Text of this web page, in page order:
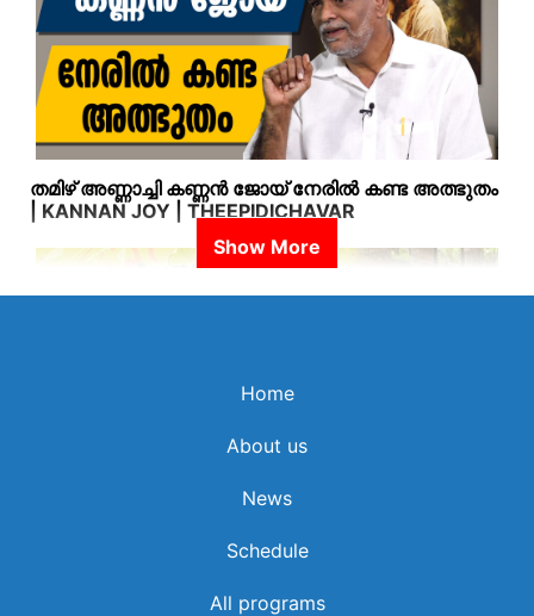
തമിഴ് അണ്ണാച്ചി കണ്ണൻ ജോയ് നേരിൽ കണ്ട അത്ഭുതം
| KANNAN JOY | THEEPIDICHAVAR
റബ്ബർ മരങ്ങളോട് പറഞ്ഞ വചനം ജീവിതം
Home
About us
News
Schedule
All programs